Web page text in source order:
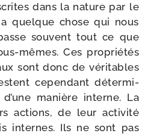
dans la nature par le
quelque chose qui nous
sou­vent tout ce que
​mêmes. Ces pro­prié­tés
sont donc de véri­tables
cepen­dant déter­mi­
manière interne. La
actions, de leur acti­vi­té
internes. Ils ne sont pas